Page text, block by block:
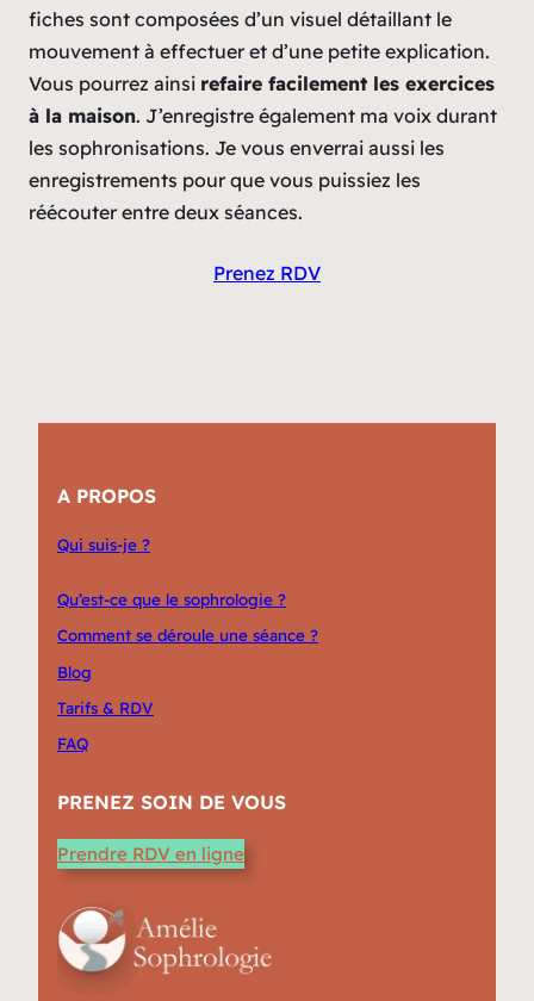
fiches sont composées d’un visuel détaillant le
mouvement à effectuer et d’une petite explication.
Vous pourrez ainsi refaire facilement les exercices
à la maison. J’enregistre également ma voix durant
les sophronisations. Je vous enverrai aussi les
enregistrements pour que vous puissiez les
réécouter entre deux séances.
Prenez RDV
A PROPOS
Qui suis-je ?
Qu’est-ce que le sophrologie ?
Comment se déroule une séance ?
Blog
Tarifs & RDV
FAQ
PRENEZ SOIN DE VOUS
Prendre RDV en ligne